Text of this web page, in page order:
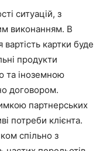
ситуацій, з
виконанням. В
картки буде
продукти
та іноземною
договором.
партнерських
потреби клієнта.
спільно з